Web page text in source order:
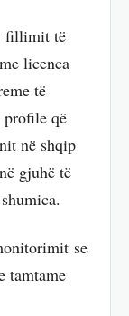
fillimit të
licenca
të
profile që
në shqip
gjuhë të
se
tamtame